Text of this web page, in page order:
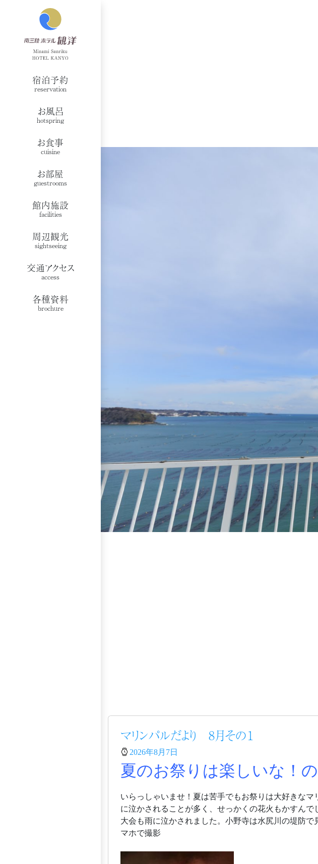
宿泊予約
reservation
お風呂
hotspring
お食事
cuisine
お部屋
guestrooms
館内施設
facilities
周辺観光
sightseeing
交通アクセス
access
各種資料
brochure
マリンパルだより 8月その１
2026年8月7日
夏のお祭りは楽しいな！
いらっしゃいませ！夏は苦手でもお祭りは大好きな
に泣かされることが多く、せっかくの花火もかすん
大会も雨に泣かされました。小野寺は水尻川の堤防
マホで撮影